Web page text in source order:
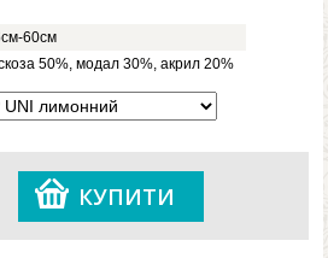
акрилу та модалу. А завдяки
не боятися холодного вітру.
EMMET 2 FLIP UNI буде дуже
морози, так що краще відразу
60см
50%, модал 30%, акрил 20%
КУПИТИ